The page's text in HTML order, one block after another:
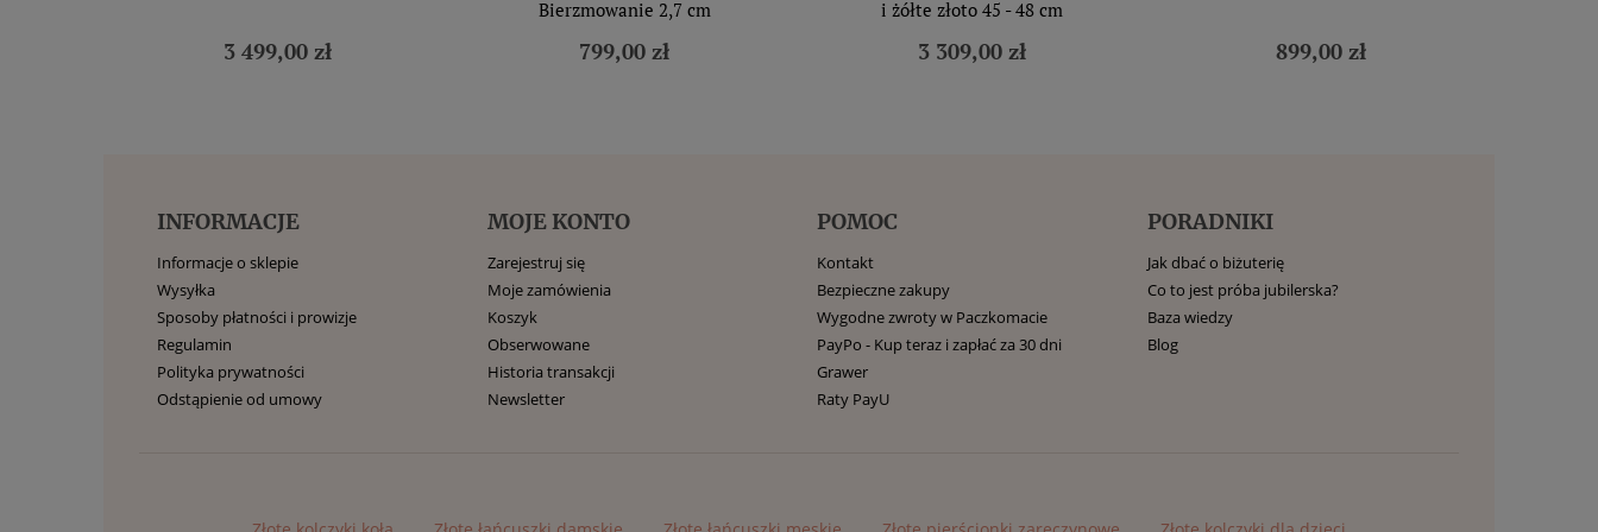
3 499,00 zł
Bierzmowanie 2,7 cm
799,00 zł
i żółte złoto 45 - 48 cm
3 309,00 zł 899,00 zł
INFORMACJE
Informacje o sklepie
Wysyłka
Sposoby płatności i prowizje
Regulamin
Polityka prywatności
Odstąpienie od umowy
MOJE KONTO
Zarejestruj się
Moje zamówienia
Koszyk
Obserwowane
Historia transakcji
Newsletter
POMOC
Kontakt
Bezpieczne zakupy
Wygodne zwroty w Paczkomacie
PayPo - Kup teraz i zapłać za 30 dni
Grawer
Raty PayU
PORADNIKI
Jak dbać o biżuterię
Co to jest próba jubilerska?
Baza wiedzy
Blog